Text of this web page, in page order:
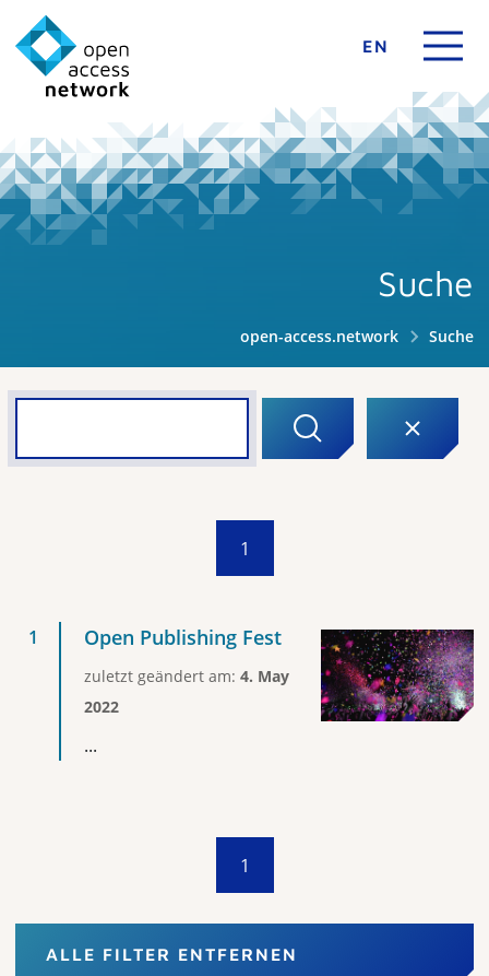
EN
Suche
open-access.network Suche
1
Open Publishing Fest
zuletzt geändert am: 4. May
2022
...
1
ALLE FILTER ENTFERNEN